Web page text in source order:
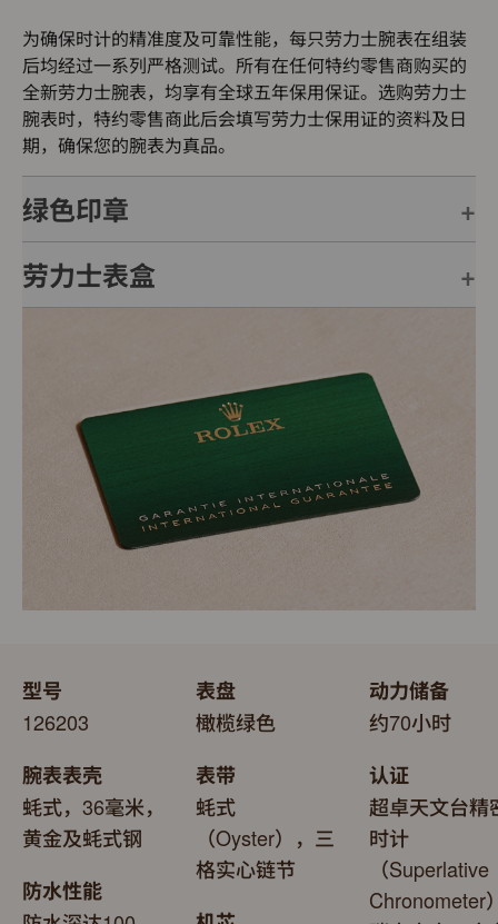
为确保时计的精准度及可靠性能，每只劳力士腕表在组装
后均经过一系列严格测试。所有在任何特约零售商购买的
全新劳力士腕表，均享有全球五年保用保证。选购劳力士
腕表时，特约零售商此后会填写劳力士保用证的资料及日
期，确保您的腕表为真品。
绿色印章
每只劳力士腕表均附有全球五年保用保证，并附上绿色印
劳力士表盒
送礼之用亦非常合适，接收礼物者会感到愉悦非常。
型号
126203
腕表表壳
蚝式，36毫米，
黄金及蚝式钢
防水性能
表盘
橄榄绿色
表带
蚝式
（Oyster），三
格实心链节
动力储备
约70小时
认证
超卓天文台精
时计
（Superlative
Chronometer